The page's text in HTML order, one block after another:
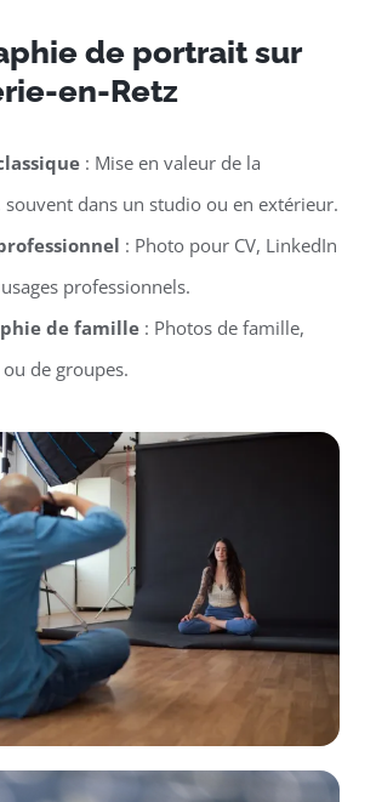
de portrait sur
en-Retz
: Mise en valeur de la
souvent dans un studio ou en extérieur.
: Photo pour CV, LinkedIn
professionnels.
de famille: Photos de famille,
ou de groupes.